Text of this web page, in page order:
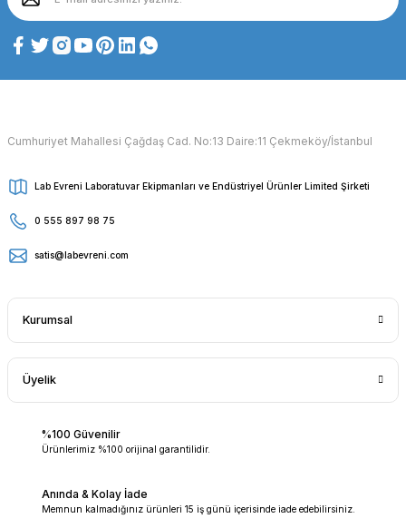
Cumhuriyet Mahallesi Çağdaş Cad. No:13 Daire:11 Çekmeköy/İstanbul
Lab Evreni Laboratuvar Ekipmanları ve Endüstriyel Ürünler Limited Şirketi
0 555 897 98 75
satis@labevreni.com
Kurumsal
Üyelik
%100 Güvenilir
Ürünlerimiz %100 orijinal garantilidir.
Anında & Kolay İade
Memnun kalmadığınız ürünleri 15 iş günü içerisinde iade edebilirsiniz.